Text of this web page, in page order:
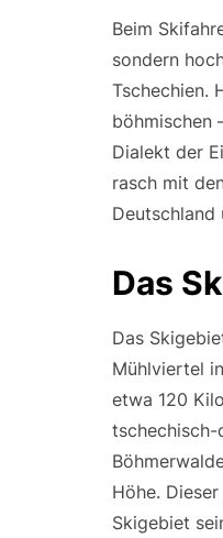
Beim
sondern
Tschechien.
böhmischen
Dialekt der
rasch mit
Deutschland
Das
Das
Mühlviertel
etwa 120
tschechisch-
Höhe.
Skigebiet